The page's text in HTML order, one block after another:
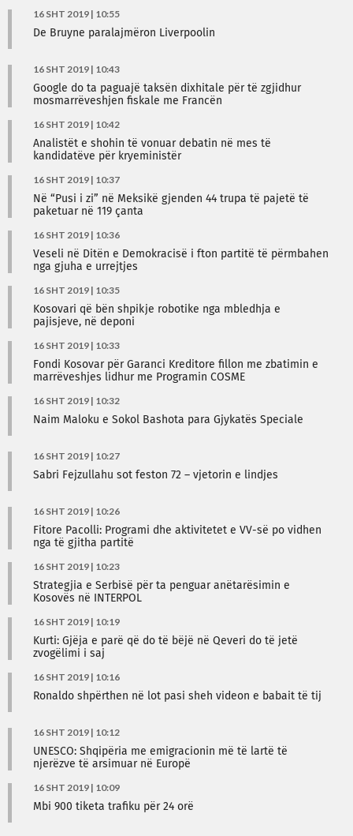
16 SHT 2019 | 10:55
De Bruyne paralajmëron Liverpoolin
16 SHT 2019 | 10:43
Google do ta paguajë taksën dixhitale për të zgjidhur
mosmarrëveshjen fiskale me Francën
16 SHT 2019 | 10:42
Analistët e shohin të vonuar debatin në mes të
kandidatëve për kryeministër
16 SHT 2019 | 10:37
Në “Pusi i zi” në Meksikë gjenden 44 trupa të pajetë të
paketuar në 119 çanta
16 SHT 2019 | 10:36
Veseli në Ditën e Demokracisë i fton partitë të përmbahen
nga gjuha e urrejtjes
16 SHT 2019 | 10:35
Kosovari që bën shpikje robotike nga mbledhja e
pajisjeve, në deponi
16 SHT 2019 | 10:33
Fondi Kosovar për Garanci Kreditore fillon me zbatimin e
marrëveshjes lidhur me Programin COSME
16 SHT 2019 | 10:32
Naim Maloku e Sokol Bashota para Gjykatës Speciale
16 SHT 2019 | 10:27
Sabri Fejzullahu sot feston 72 – vjetorin e lindjes
16 SHT 2019 | 10:26
Fitore Pacolli: Programi dhe aktivitetet e VV-së po vidhen
nga të gjitha partitë
16 SHT 2019 | 10:23
Strategjia e Serbisë për ta penguar anëtarësimin e
Kosovës në INTERPOL
16 SHT 2019 | 10:19
Kurti: Gjëja e parë që do të bëjë në Qeveri do të jetë
zvogëlimi i saj
16 SHT 2019 | 10:16
Ronaldo shpërthen në lot pasi sheh videon e babait të tij
16 SHT 2019 | 10:12
UNESCO: Shqipëria me emigracionin më të lartë të
njerëzve të arsimuar në Europë
16 SHT 2019 | 10:09
Mbi 900 tiketa trafiku për 24 orë